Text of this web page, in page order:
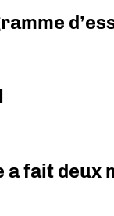
a fait deux